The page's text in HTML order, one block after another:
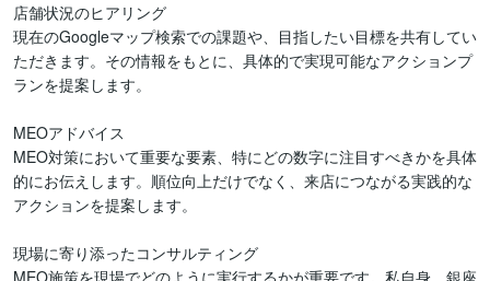
店舗状況のヒアリング
現在のGoogleマップ検索での課題や、目指したい目標を共有してい
ただきます。その情報をもとに、具体的で実現可能なアクションプ
ランを提案します。
MEOアドバイス
MEO対策において重要な要素、特にどの数字に注目すべきかを具体
的にお伝えします。順位向上だけでなく、来店につながる実践的な
アクションを提案します。
現場に寄り添ったコンサルティング